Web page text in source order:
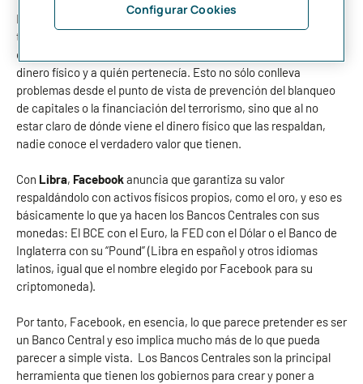
Hasta el
anuncio de Facebook con su criptomoneda Libra,
todas las criptomonedas decían representar dinero físico. Sin
embargo, nadie sabía con certeza dónde se encontraba dicho
dinero físico y a quién pertenecía. Esto no sólo conlleva
problemas desde el punto de vista de prevención del blanqueo
de capitales o la financiación del terrorismo, sino que al no
estar claro de dónde viene el dinero físico que las respaldan,
nadie conoce el verdadero valor que tienen.
Con Libra, Facebookanuncia que garantiza su valor
respaldándolo con activos físicos propios, como el oro, y eso es
básicamente lo que ya hacen los Bancos Centrales con sus
monedas: El BCE con el Euro, la FED con el Dólar o el Banco de
Inglaterra con su “Pound” (Libra en español y otros idiomas
latinos, igual que el nombre elegido por Facebook para su
criptomoneda).
Por tanto, Facebook, en esencia, lo que parece pretender es ser
un Banco Central y eso implica mucho más de lo que pueda
parecer a simple vista. Los Bancos Centrales son la principal
herramienta que tienen los gobiernos para crear y poner a
Configurar Cookies